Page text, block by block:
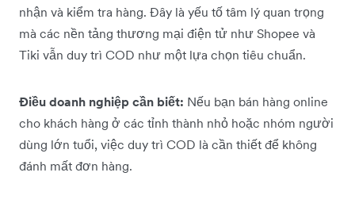
nhận và kiểm tra hàng. Đây là yếu tố tâm lý quan trọng
mà các nền tảng thương mại điện tử như Shopee và
Tiki vẫn duy trì COD như một lựa chọn tiêu chuẩn.
Điều doanh nghiệp cần biết: Nếu bạn bán hàng online
cho khách hàng ở các tỉnh thành nhỏ hoặc nhóm người
dùng lớn tuổi, việc duy trì COD là cần thiết để không
đánh mất đơn hàng.